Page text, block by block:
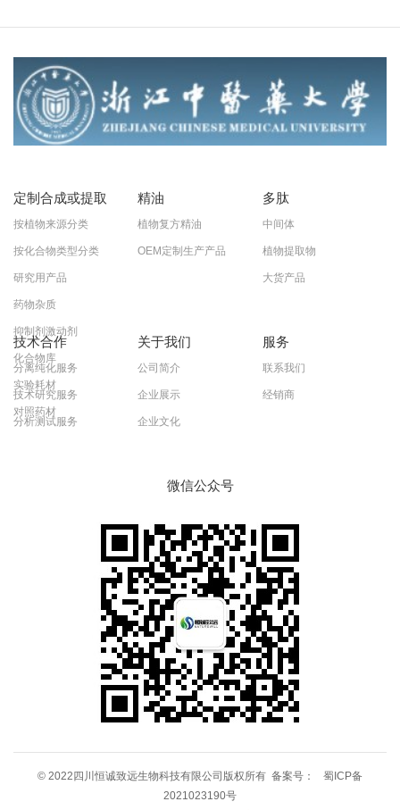
定制合成或提取
按植物来源分类
按化合物类型分类
研究用产品
药物杂质
抑制剂激动剂
化合物库
实验耗材
对照药材
精油
植物复方精油
OEM定制生产产品
多肽
中间体
植物提取物
大货产品
技术合作
分离纯化服务
技术研究服务
分析测试服务
关于我们
公司简介
企业展示
企业文化
服务
联系我们
经销商
微信公众号
© 2022四川恒诚致远生物科技有限公司版权所有 备案号：
蜀ICP备
2021023190号